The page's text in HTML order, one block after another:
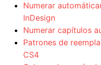
Numerar
InDesign
Numerar capítulos
Patrones de
CS4